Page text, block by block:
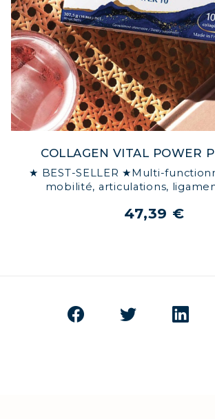
COLLAGEN VITAL POWER
★ BEST-SELLER ★Multi-
mobilité, articulations,
47,39 €